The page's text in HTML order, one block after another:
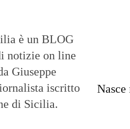
è un BLOG
notizie on line
Giuseppe
iscritto
di Sicilia.